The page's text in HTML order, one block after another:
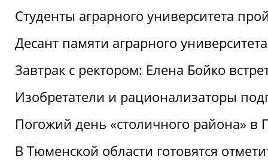
Студенты аграрного университета
Десант памяти аграрного
Завтрак с ректором: Елена Бойко
Изобретатели и рационализаторы
Погожий день «столичного района» в
В Тюменской области готовятся